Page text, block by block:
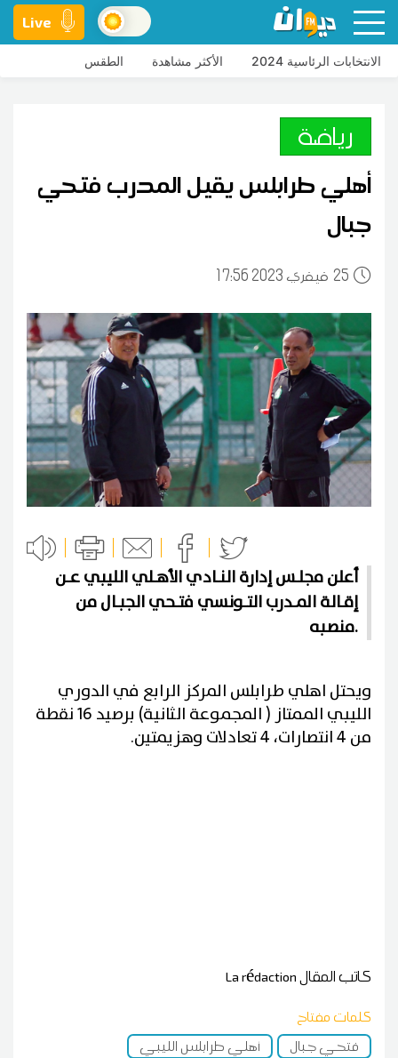
Live
الانتخابات الرئاسية 2024 الأكثر مشاهدة الطقس
رياضة
أهلي طرابلس يقيل المدرب فتحي
جبال
25 17:56 2023 فيفري
أعلن مجلـس إدارة النـادي الأهـلي الليبي عـن
إقـالة المـدرب التـونسي فتـحي الجبـال من
منصبه.
ويحتل اهلي طرابلس المركز الرابع في الدوري
الليبي الممتاز ( المجموعة الثانية) برصيد 16 نقطة
من 4 انتصارات، 4 تعادلات وهزيمتين.
كاتب المقالLa rédaction
كلمات مفتاح
فتحي جبال
أهلي طرابلس الليبي